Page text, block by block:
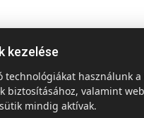
Termékek
kezelése
technológiákat használunk
biztosításához, valamint
sütik mindig aktívak.